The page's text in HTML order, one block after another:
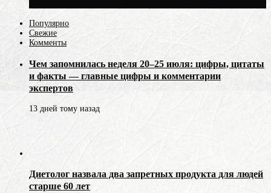
Популярно
Свежие
Комменты
Чем запомнилась неделя 20–25 июля: цифры, цитаты
и факты — главные цифры и комментарии
экспертов
13 дней тому назад
Диетолог назвала два запретных продукта для людей
старше 60 лет